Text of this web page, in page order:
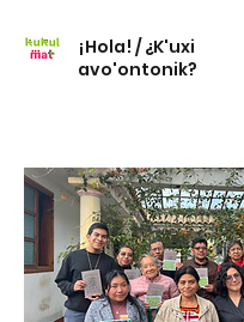
¡Hola! / ¿K'uxi
avo'ontonik?